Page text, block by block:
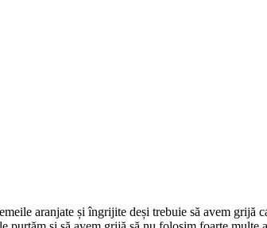
aranjate și îngrijite deși trebuie să avem grijă